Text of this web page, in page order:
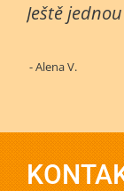
Ještě
- Alena V.